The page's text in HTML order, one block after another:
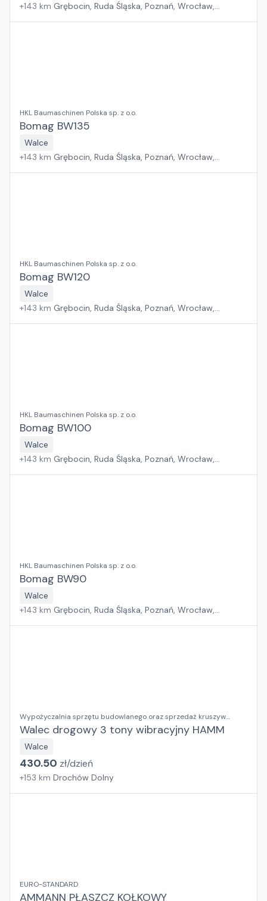
+143 km Grębocin, Ruda Śląska, Poznań, Wrocław,
HKL Baumaschinen Polska sp. z o.o.
Bomag BW135
Walce
+143 km Grębocin, Ruda Śląska, Poznań, Wrocław,
HKL Baumaschinen Polska sp. z o.o.
Bomag BW120
Walce
+143 km Grębocin, Ruda Śląska, Poznań, Wrocław,
HKL Baumaschinen Polska sp. z o.o.
Bomag BW100
Walce
+143 km Grębocin, Ruda Śląska, Poznań, Wrocław,
HKL Baumaschinen Polska sp. z o.o.
Bomag BW90
Walce
+143 km Grębocin, Ruda Śląska, Poznań, Wrocław,
Wypożyczalnia sprzętu budowlanego oraz sprzedaż kruszyw
ozdobnych RENTAL BUD Justyna Dusza-Kumor
Walec drogowy 3 tony wibracyjny HAMM
Walce
430.50 zł/dzień
+153 km Drochów Dolny
EURO-STANDARD
AMMANN PŁASZCZ KOŁKOWY